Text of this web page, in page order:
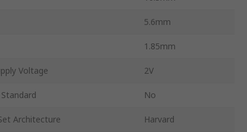
5.6mm
1.85mm
Voltage 2V
No
Architecture Harvard